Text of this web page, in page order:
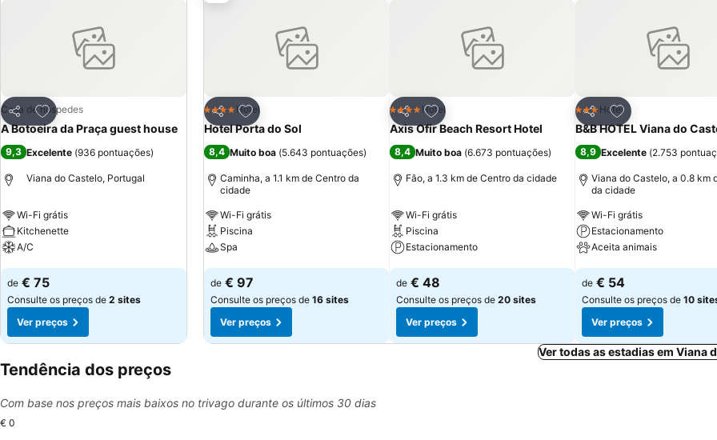
Partilhar
Adicionar aos favoritos
Casa de hóspedes
A Botoeira da Praça guest house
9,3 Excelente (936 pontuações)
Viana do Castelo, Portugal
Wi-Fi grátis
Kitchenette
A/C
Ver preços
de € 75
Consulte os preços de 2 sites
Ver preços
Partilhar
Adicionar aos favoritos
4 EstrelasHotel
Hotel Porta do Sol
8,4 Muito boa (5.643 pontuações)
Caminha, a 1.1 km de Centro da
cidade
Wi-Fi grátis
Piscina
Spa
Ver preços
de € 97
Consulte os preços de 16 sites
Ver preços
Partilhar
Adicionar aos favoritos
4 EstrelasHotel
Axis Ofir Beach Resort Hotel
8,4 Muito boa (6.673 pontuações)
Fâo, a 1.3 km de Centro da cidade
Wi-Fi grátis
Piscina
Estacionamento
Ver preços
de € 48
Consulte os preços de 20 sites
Ver preços
Partilhar
Adicionar aos
3 Estrelas
Hotel
B&B HOTEL Viana do
8,9 Excelente (2.753
Viana do Castelo, a 0.8 km
da cidade
Wi-Fi grátis
Estacionamento
Aceita animais
Ver preços
de € 54
Consulte os preços de 10
Ver preços
Ver todas as estadias em Viana
Tendência dos preços
Com base nos preços mais baixos no trivago durante os últimos 30 dias
€ 0